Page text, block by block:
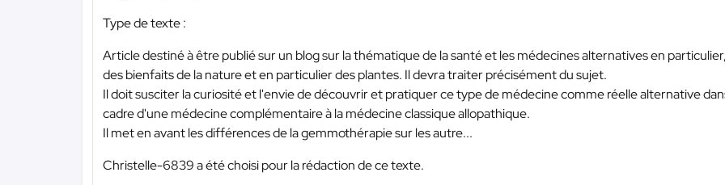
Type de texte :
Article destiné à être publié sur un blog sur la thématique de la santé et les médecines alternatives en particulier,
des bienfaits de la nature et en particulier des plantes. Il devra traiter précisément du sujet.
Il doit susciter la curiosité et l'envie de découvrir et pratiquer ce type de médecine comme réelle alternative
cadre d'une médecine complémentaire à la médecine classique allopathique.
Il met en avant les différences de la gemmothérapie sur les autre...
Christelle-6839 a été choisi pour la rédaction de ce texte.